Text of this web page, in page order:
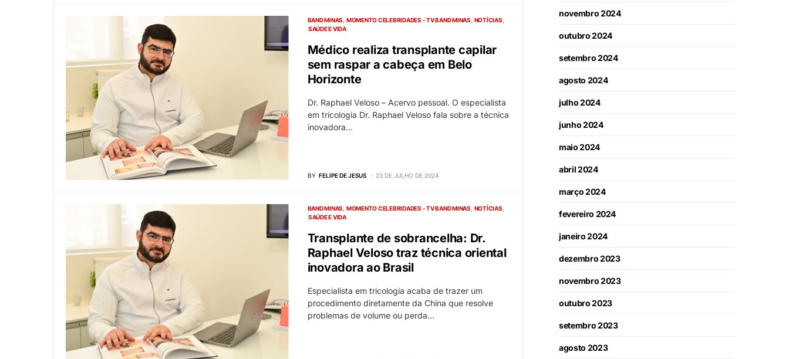
BAND MINAS MOMENTO CELEBRIDADES - TV BAND MINAS NOTÍCIAS
SAÚDE E VIDA
Médico realiza transplante capilar
sem raspar a cabeça em Belo
Horizonte
Dr. Raphael Veloso – Acervo pessoal. O especialista
em tricologia Dr. Raphael Veloso fala sobre a técnica
inovadora…
BY FELIPE DE JESUS 23 DE JULHO DE 2024
BAND MINAS MOMENTO CELEBRIDADES - TV BAND MINAS NOTÍCIAS
SAÚDE E VIDA
Transplante de sobrancelha: Dr.
Raphael Veloso traz técnica oriental
inovadora ao Brasil
Especialista em tricologia acaba de trazer um
procedimento diretamente da China que resolve
problemas de volume ou perda…
novembro 2024
outubro 2024
setembro 2024
agosto 2024
julho 2024
junho 2024
maio 2024
abril 2024
março 2024
fevereiro 2024
janeiro 2024
dezembro 2023
novembro 2023
outubro 2023
setembro 2023
agosto 2023